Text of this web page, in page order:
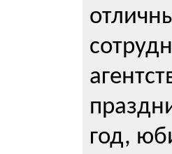
год,